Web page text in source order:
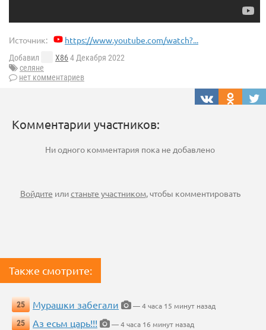
Источник: https://www.youtube.com/watch?...
Добавил X864 Декабря 2022
селяне
нет комментариев
Комментарии участников:
Ни одного комментария пока не добавлено
Войдите илистаньте участником, чтобы комментировать
Также смотрите:
25 Мурашки забегали
— 4 часа 15 минут назад
25
Аз есьм царь!!!
— 4 часа 16 минут назад